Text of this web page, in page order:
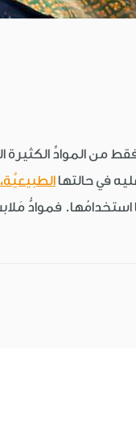
من الموادِّ الكثيرة
في حالتها الطبيعيَّة،
فموادُّ